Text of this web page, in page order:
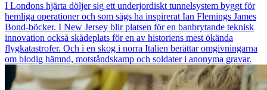
I Londons hjärta döljer sig ett underjordiskt tunnelsystem byggt för
hemliga operationer och som sägs ha inspirerat Ian Flemings James
Bond-böcker. I New Jersey blir platsen för en banbrytande teknisk
innovation också skådeplats för en av historiens mest ökända
flygkatastrofer. Och i en skog i norra Italien berättar omgivningarna
om blodig hämnd, motståndskamp och soldater i anonyma gravar.